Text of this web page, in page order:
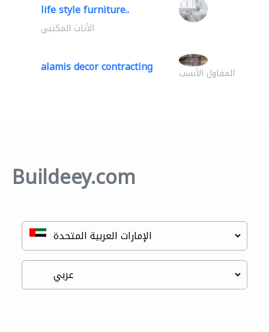
life style furniture..
الأثاث المكتبي
alamis decor contracting المقاول الأنسب
Buildeey.com